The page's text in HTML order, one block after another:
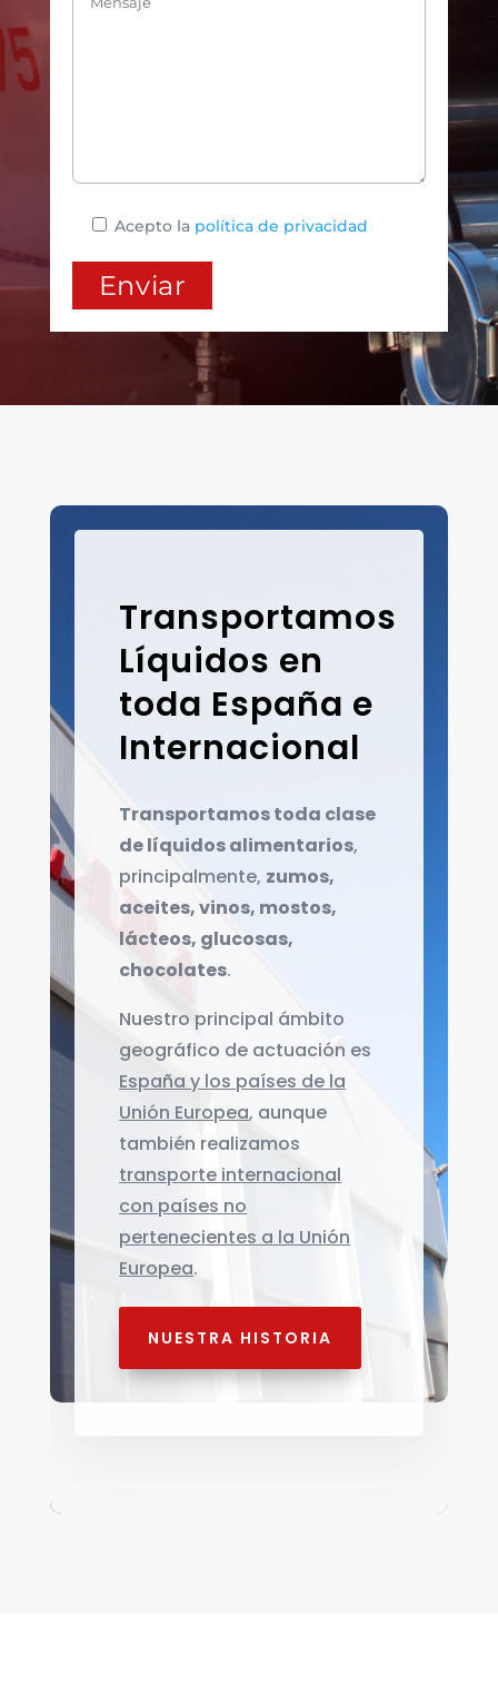
Acepto la política de privacidad
Transportamos
Líquidos en
toda España e
Internacional
Transportamos toda clase
de líquidos alimentarios,
principalmente, zumos,
aceites, vinos, mostos,
lácteos, glucosas,
chocolates.
Nuestro principal ámbito
geográfico de actuación es
España y los países de la
Unión Europea, aunque
también realizamos
transporte internacional
con países no
pertenecientes a la Unión
Europea.
NUESTRA HISTORIA